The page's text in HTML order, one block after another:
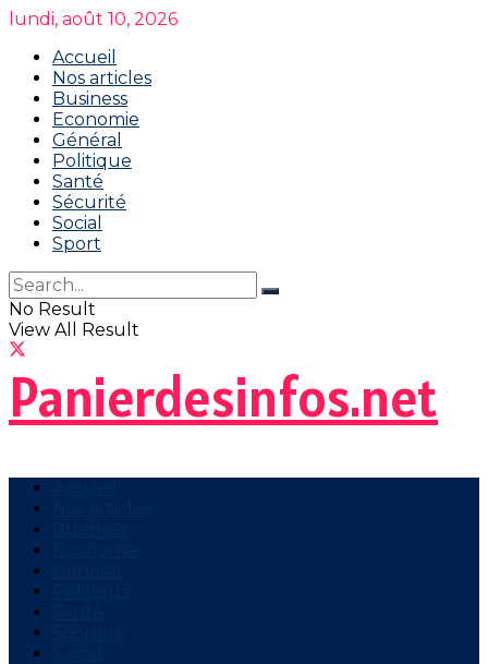
lundi, août 10, 2026
Accueil
Nos articles
Business
Economie
Général
Politique
Santé
Sécurité
Social
Sport
No Result
View All Result
Panierdesinfos.net